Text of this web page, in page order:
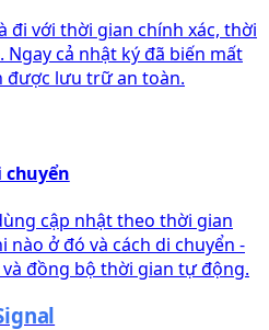
đi với thời gian chính xác, thời
cả nhật ký đã biến mất
được lưu trữ an toàn.
chuyển
cập nhật theo thời gian
nào ở đó và cách di chuyển -
đồng bộ thời gian tự động.